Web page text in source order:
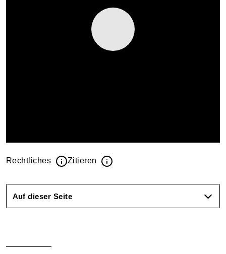
Rechtliches Zitieren
Auf dieser Seite